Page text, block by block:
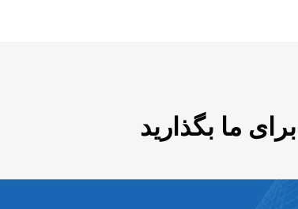
ما بگذارید